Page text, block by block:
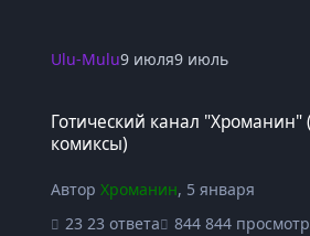
Ulu-Mulu9 июля9 июль
Готический канал
комиксы)
АвторХроманин, 5 января
23 ответа
844